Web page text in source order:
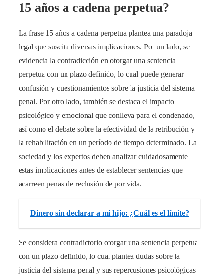
15 años a cadena perpetua?
La frase 15 años a cadena perpetua plantea una paradoja
legal que suscita diversas implicaciones. Por un lado, se
evidencia la contradicción en otorgar una sentencia
perpetua con un plazo definido, lo cual puede generar
confusión y cuestionamientos sobre la justicia del sistema
penal. Por otro lado, también se destaca el impacto
psicológico y emocional que conlleva para el condenado,
así como el debate sobre la efectividad de la retribución y
la rehabilitación en un período de tiempo determinado. La
sociedad y los expertos deben analizar cuidadosamente
estas implicaciones antes de establecer sentencias que
acarreen penas de reclusión de por vida.
Dinero sin declarar a mi hijo: ¿Cuál es el límite?
Se considera contradictorio otorgar una sentencia perpetua
con un plazo definido, lo cual plantea dudas sobre la
justicia del sistema penal y sus repercusiones psicológicas